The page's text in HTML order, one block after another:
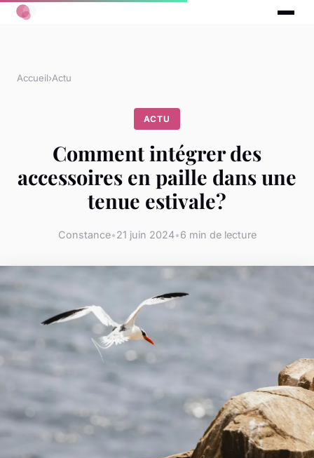
Accueil›Actu
ACTU
Comment intégrer des
accessoires en paille dans une
tenue estivale?
Constance•21 juin 2024•6 min de lecture